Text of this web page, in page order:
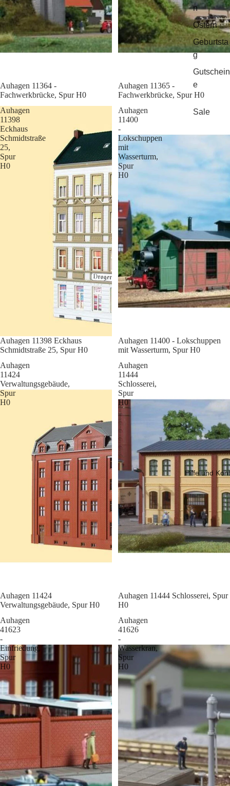
n
Ostern
Geburtsta
g
Gutschein
e
Sale
Hilfe und
Sale
Auhagen 11364 -
Fachwerkbrücke, Spur H0
Sale
Auhagen 11365 -
Fachwerkbrücke, Spur H0
Auhagen
11398
Eckhaus
Schmidtstraße
25,
Spur
H0
Sale
Auhagen 11398 Eckhaus
Schmidtstraße 25, Spur H0
Auhagen
11400
-
Lokschuppen
mit
Wasserturm,
Spur
H0
Sale
Auhagen 11400 - Lokschuppen
mit Wasserturm, Spur H0
Auhagen
11424
Verwaltungsgebäude,
Spur
H0
Sale
Auhagen 11424
Verwaltungsgebäude, Spur H0
Auhagen
11444
Schlosserei,
Spur
H0
Sale
Auhagen 11444 Schlosserei, Spur
H0
Auhagen
41623
-
Einfriedung,
Spur
H0
Auhagen
41626
-
Wasserkran,
Spur
H0